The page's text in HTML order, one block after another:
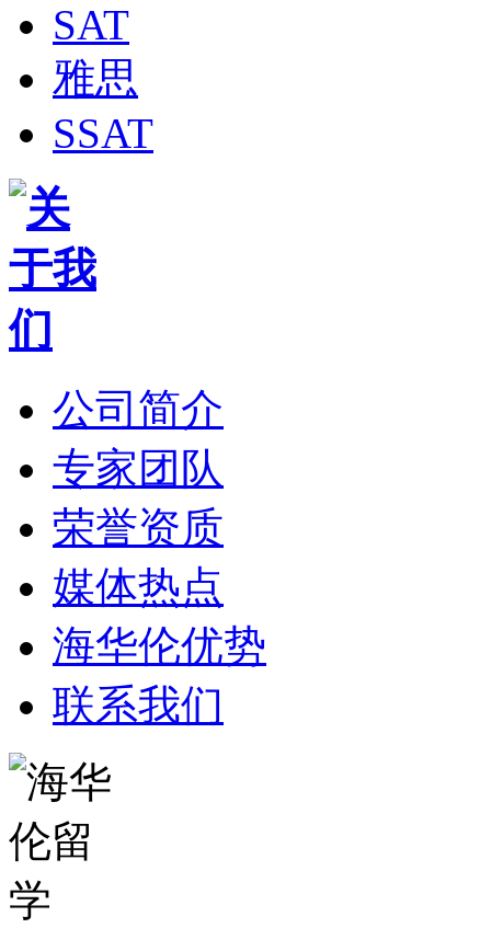
SAT
雅思
SSAT
公司简介
专家团队
荣誉资质
媒体热点
海华伦优势
联系我们